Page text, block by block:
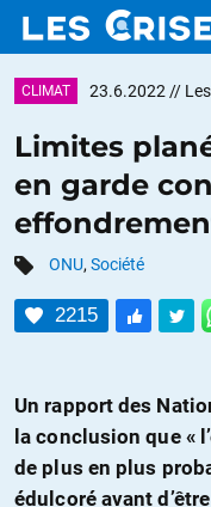
DOSSIERS
CATÉGORIES
MOTS CLÉS
CONTACTER
FAIRE UN
CLIMAT 23.6.2022 //
Limites
en garde
ONU, Société
2215
Un rapport des
la conclusion que «
de plus en plus
édulcoré avant